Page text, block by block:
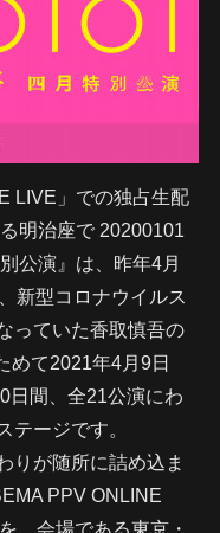
LIVE」での独占生配
明治座で 20200101
公演』は、昨年4月
新型コロナウイルス
っていた香取慎吾の
めて2021年4月9日
日間、全21公演にわ
テージです。
りが随所に詰め込ま
PPV ONLINE
、会場である東京・